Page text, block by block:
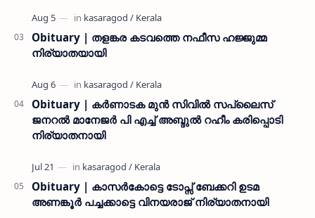
Obituary | തളങ്കര കടവത്തെ നഫീസ ഹജ്ജുമ്മ
നിര്യാതയായി
Obituary | കർണാടക മുൻ സിവില്‍ സപ്ലൈസ്
ജനറൽ മാനേജർ പി എച്ച് അബ്ദുൽ റഹീം കരിപ്പൊടി
നിര്യാതനായി
Obituary | കാസർകോട്ടെ ടോപ്സ് ബേക്കറി ഉടമ
അണങ്കൂർ പച്ചക്കാട്ടെ വിനയരാജ് നിര്യാതനായി